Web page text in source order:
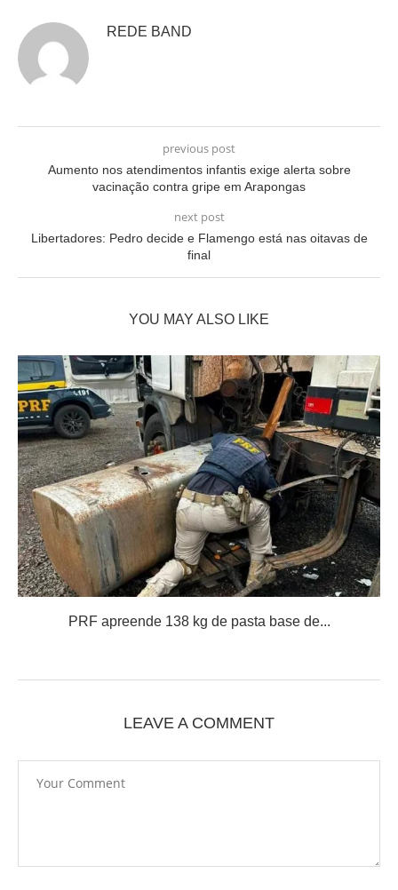
REDE BAND
previous post
Aumento nos atendimentos infantis exige alerta sobre
vacinação contra gripe em Arapongas
next post
Libertadores: Pedro decide e Flamengo está nas oitavas de
final
YOU MAY ALSO LIKE
PRF apreende 138 kg de pasta base de...
LEAVE A COMMENT